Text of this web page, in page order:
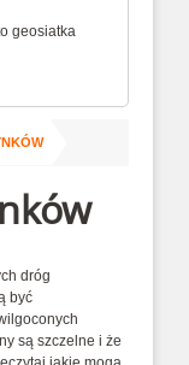
geosiatka
dróg
być
są szczelne i że